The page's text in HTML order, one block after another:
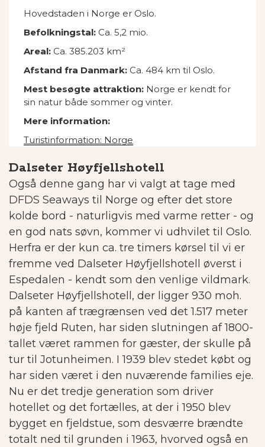
Hovedstaden i Norge er Oslo.
Befolkningstal: Ca. 5,2 mio.
Areal: Ca. 385.203 km²
Afstand fra Danmark: Ca. 484 km til Oslo.
Mest besøgte attraktion: Norge er kendt for
sin natur både sommer og vinter.
Mere information:
Turistinformation: Norge
Dalseter Høyfjellshotell
Også denne gang har vi valgt at tage med
DFDS Seaways til Norge og efter det store
kolde bord - naturligvis med varme retter - og
en god nats søvn, kommer vi udhvilet til Oslo.
Herfra er der kun ca. tre timers kørsel til vi er
fremme ved Dalseter Høyfjellshotell øverst i
Espedalen - kendt som den venlige vildmark.
Dalseter Høyfjellshotell, der ligger 930 moh.
på kanten af trægrænsen ved det 1.517 meter
høje fjeld Ruten, har siden slutningen af 1800-
tallet været rammen for gæster, der skulle på
tur til Jotunheimen. I 1939 blev stedet købt og
har siden været i den nuværende families eje.
Nu er det tredje generation som driver
hotellet og det fortælles, at der i 1950 blev
bygget en fjeldstue, som desværre brændte
totalt ned til grunden i 1963, hvorved også en